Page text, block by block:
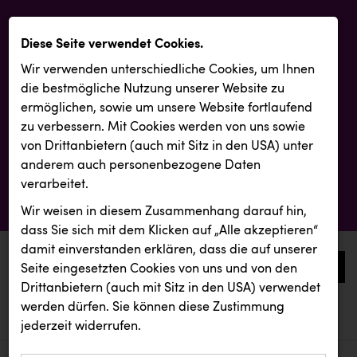
0
aktuelle aussendungen
aktuelle aussendungen
Diese Seite verwendet Cookies.
Wir verwenden unterschiedliche Cookies, um Ihnen
die best­mögliche Nutzung unserer Website zu
ermöglichen, sowie um unsere Website fortlaufend
zu verbessern. Mit Cookies werden von uns sowie
von Drittanbietern (auch mit Sitz in den USA) unter
anderem auch personenbezogene Daten
verarbeitet.
Wir weisen in diesem Zusammenhang darauf hin,
dass Sie sich mit dem Klicken auf „Alle akzeptieren“
damit ein­ver­standen erklären, dass die auf unserer
Seite eingesetzten Cookies von uns und von den
Drittanbietern (auch mit Sitz in den USA) verwendet
werden dürfen. Sie können diese Zustimmung
jederzeit widerrufen.